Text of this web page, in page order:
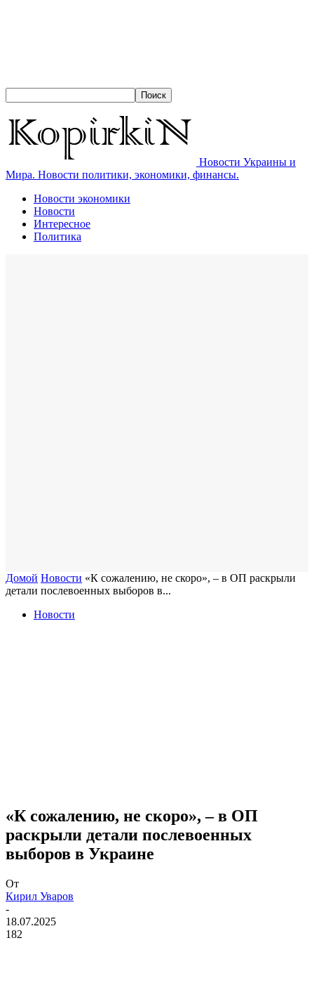
Новости Украины и
Мира. Новости политики, экономики, финансы.
Новости экономики
Новости
Интересное
Политика
Домой Новости «К сожалению, не скоро», – в ОП раскрыли
детали послевоенных выборов в...
Новости
«К сожалению, не скоро», – в ОП
раскрыли детали послевоенных
выборов в Украине
От
Кирил Уваров
-
18.07.2025
182